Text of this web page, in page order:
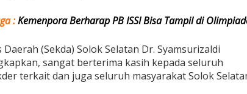
:Kemenpora Berharap PB ISSI Bisa Tampil di
Daerah (Sekda) Solok Selatan Dr. Syamsurizaldi
sangat berterima kasih kepada seluruh
terkait dan juga seluruh masyarakat Solok